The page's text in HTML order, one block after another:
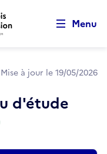
principal
Menu
Mise à jour le 19/05/2026
d'étude